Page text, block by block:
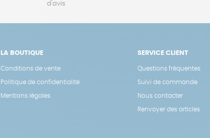
d'avis
LA BOUTIQUE
Conditions de vente
Politique de confidentialité
Mentions légales
SERVICE CLIENT
Questions fréquentes
Suivi de commande
Nous contacter
Renvoyer des articles